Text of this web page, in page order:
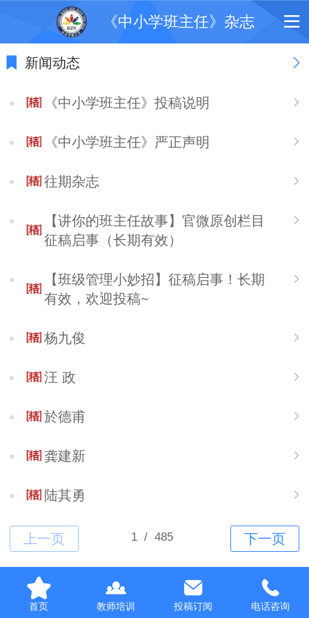
《中小学班主任》杂志
新闻动态
《中小学班主任》投稿说明
《中小学班主任》严正声明
往期杂志
【讲你的班主任故事】官微原创栏目
征稿启事（长期有效）
【班级管理小妙招】征稿启事！长期
有效，欢迎投稿~
杨九俊
汪 政
於德甫
龚建新
陆其勇
首页 教师培训 投稿订阅 电话咨询